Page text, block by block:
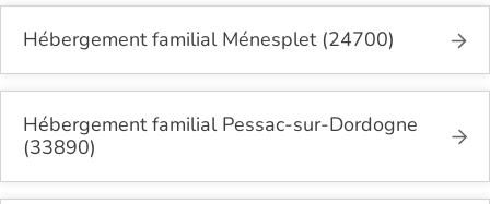
Hébergement familial Ménesplet (24700)
Hébergement familial Pessac-sur-Dordogne
(33890)